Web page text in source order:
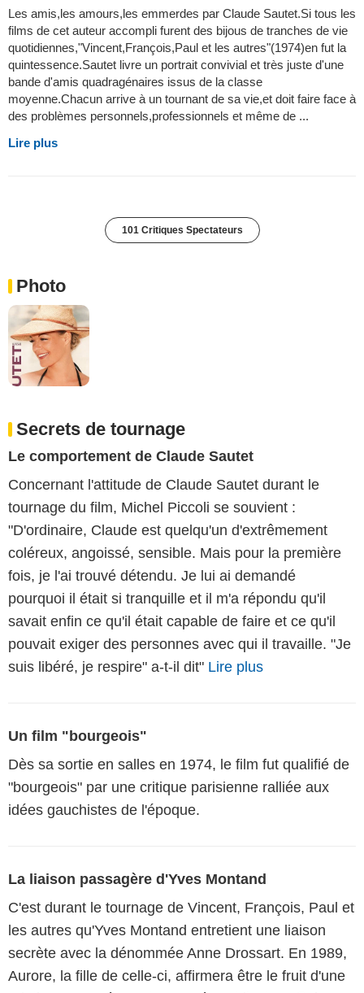
Les amis,les amours,les emmerdes par Claude Sautet.Si tous les
films de cet auteur accompli furent des bijous de tranches de vie
quotidiennes,"Vincent,François,Paul et les autres"(1974)en fut la
quintessence.Sautet livre un portrait convivial et très juste d'une
bande d'amis quadragénaires issus de la classe
moyenne.Chacun arrive à un tournant de sa vie,et doit faire face à
des problèmes personnels,professionnels et même de ...
Lire plus
101 Critiques Spectateurs
Photo
Secrets de tournage
Le comportement de Claude Sautet
Concernant l'attitude de Claude Sautet durant le
tournage du film, Michel Piccoli se souvient :
"D'ordinaire, Claude est quelqu'un d'extrêmement
coléreux, angoissé, sensible. Mais pour la première
fois, je l'ai trouvé détendu. Je lui ai demandé
pourquoi il était si tranquille et il m'a répondu qu'il
savait enfin ce qu'il était capable de faire et ce qu'il
pouvait exiger des personnes avec qui il travaille. "Je
suis libéré, je respire" a-t-il dit" Lire plus
Un film "bourgeois"
Dès sa sortie en salles en 1974, le film fut qualifié de
"bourgeois" par une critique parisienne ralliée aux
idées gauchistes de l'époque.
La liaison passagère d'Yves Montand
C'est durant le tournage de Vincent, François, Paul et
les autres qu'Yves Montand entretient une liaison
secrète avec la dénommée Anne Drossart. En 1989,
Aurore, la fille de celle-ci, affirmera être le fruit d'une